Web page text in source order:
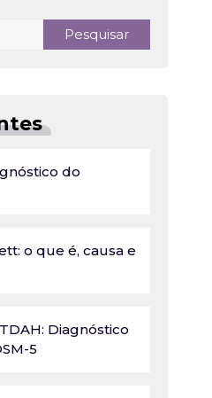
do
o que é, causa e
Diagnóstico
5